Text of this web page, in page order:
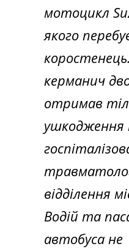
мотоцикл
якого
керманич
отримав
ушкодження
відділення
Водій та
автобуса не